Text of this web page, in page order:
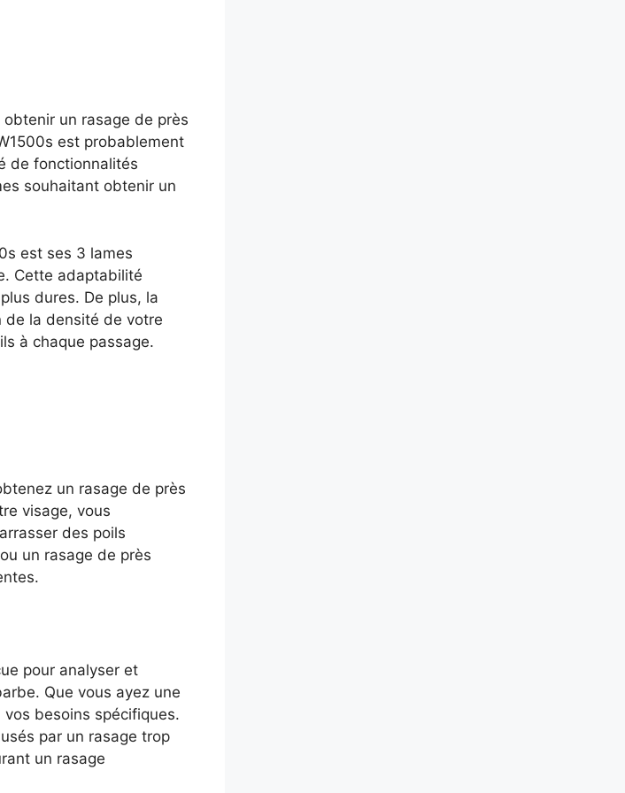
un rasage de près
est probablement
de fonctionnalités
souhaitant obtenir un
est ses 3 lames
Cette adaptabilité
dures. De plus, la
de la densité de votre
à chaque passage.
un rasage de près
visage, vous
des poils
un rasage de près
pour analyser et
Que vous ayez une
besoins spécifiques.
par un rasage trop
un rasage